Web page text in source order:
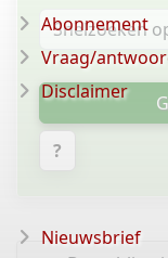
?
Abonnement
Vraag/
Disclaimer
Nieuwsbrief